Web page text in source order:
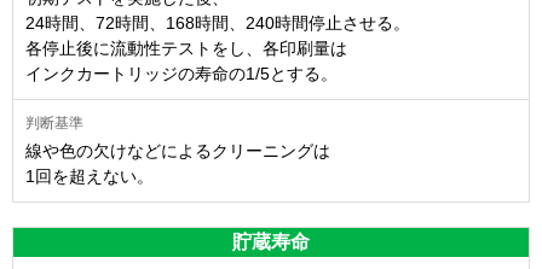
24時間、72時間、168時間、240時間停止させる。
各停止後に流動性テストをし、各印刷量は
インクカートリッジの寿命の1/5とする。
線や色の欠けなどによるクリーニングは
1回を超えない。
貯蔵寿命